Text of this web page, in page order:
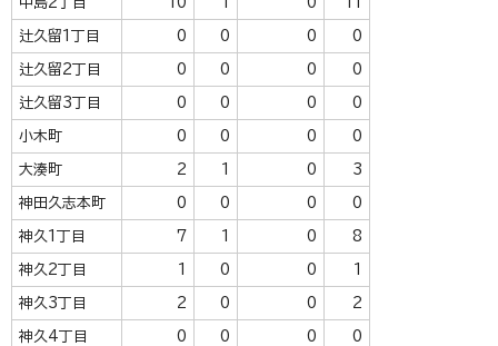
中島2丁目 10 0
辻久留1丁目 0 0 0 0
辻久留2丁目 0 0 0 0
辻久留3丁目 0 0 0 0
小木町 0 0 0 0
大湊町 2 0 3
神田久志本町 0 0 0 0
神久1丁目 7 0 8
神久2丁目 0 0
神久3丁目 2 0 0 2
神久4丁目 0 0 0 0